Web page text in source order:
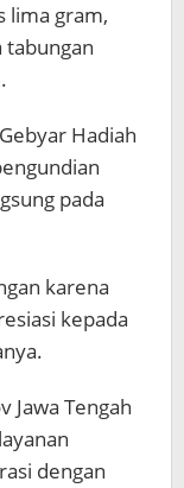
lima gram,
tabungan
Hadiah
pada
karena
kepada
Jawa Tengah
dengan